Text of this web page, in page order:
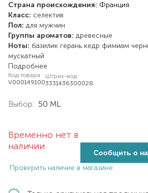
Страна происхождения: Франция
Класс: селектив
Пол: для мужчин
Группы ароматов: древесные
Ноты: базилик герань кедр фимиам
мускатный
Подробнее
Код товара
V000149100
Штрих-код
3331436300028
Выбор: 50 ML
Временно нет в
наличии
Сообщить о
Проверить наличие в магазине